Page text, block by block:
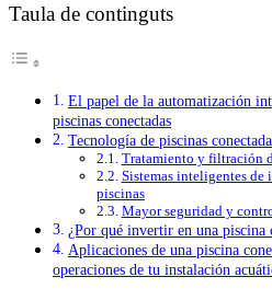
Taula de continguts
El papel de la automatización
piscinas conectadas
Tecnología de piscinas
Tratamiento y filtración
Sistemas inteligentes
piscinas
Mayor seguridad y
¿Por qué invertir en una piscina
Aplicaciones de una piscina
operaciones de tu instalación